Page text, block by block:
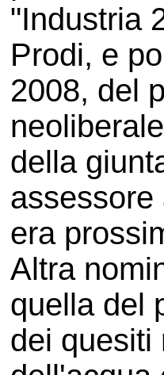
"Industria
Prodi, e
2008, del
della
assessore
era
Altra
quella del
dei quesiti